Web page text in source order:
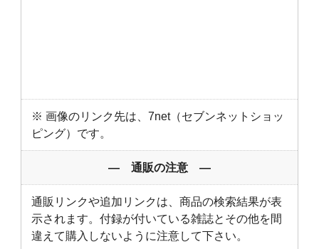
※ 画像のリンク先は、7net（セブンネットショッ
ピング）です。
― 通販の注意 ―
通販リンクや追加リンクは、商品の検索結果が表
示されます。付録が付いている雑誌とその他を間
違えて購入しないように注意して下さい。